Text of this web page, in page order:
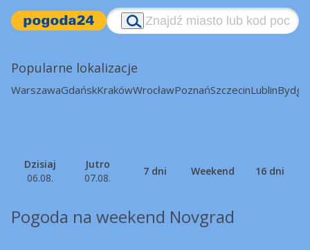
Popularne lokalizacje
WarszawaGdańskKrakówWrocławPoznańSzczecinLublin
Dzisiaj
06.08.
Jutro
07.08.
7 dni Weekend 16 dni
Pogoda na weekend Novgrad